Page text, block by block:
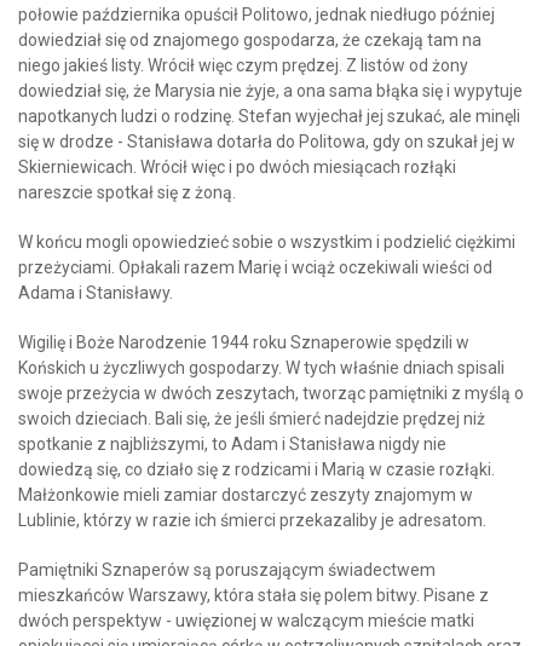
połowie października opuścił Politowo, jednak niedługo później
dowiedział się od znajomego gospodarza, że czekają tam na
niego jakieś listy. Wrócił więc czym prędzej. Z listów od żony
dowiedział się, że Marysia nie żyje, a ona sama błąka się i wypytuje
napotkanych ludzi o rodzinę. Stefan wyjechał jej szukać, ale minęli
się w drodze - Stanisława dotarła do Politowa, gdy on szukał jej w
Skierniewicach. Wrócił więc i po dwóch miesiącach rozłąki
nareszcie spotkał się z żoną.
W końcu mogli opowiedzieć sobie o wszystkim i podzielić ciężkimi
przeżyciami. Opłakali razem Marię i wciąż oczekiwali wieści od
Adama i Stanisławy.
Wigilię i Boże Narodzenie 1944 roku Sznaperowie spędzili w
Końskich u życzliwych gospodarzy. W tych właśnie dniach spisali
swoje przeżycia w dwóch zeszytach, tworząc pamiętniki z myślą o
swoich dzieciach. Bali się, że jeśli śmierć nadejdzie prędzej niż
spotkanie z najbliższymi, to Adam i Stanisława nigdy nie
dowiedzą się, co działo się z rodzicami i Marią w czasie rozłąki.
Małżonkowie mieli zamiar dostarczyć zeszyty znajomym w
Lublinie, którzy w razie ich śmierci przekazaliby je adresatom.
Pamiętniki Sznaperów są poruszającym świadectwem
mieszkańców Warszawy, która stała się polem bitwy. Pisane z
dwóch perspektyw - uwięzionej w walczącym mieście matki